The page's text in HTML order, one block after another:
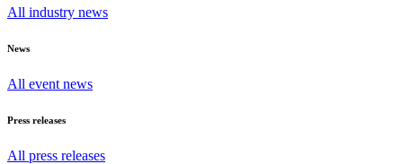
All industry news
News
All event news
Press releases
All press releases